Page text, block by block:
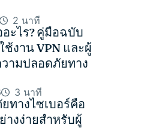
2 นาที
ะไร? คู่มือฉบับ
ช้งาน VPN และผู้
ามปลอดภัยทาง
3 นาที
ทางไซเบอร์คือ
างง่ายสำหรับผู้